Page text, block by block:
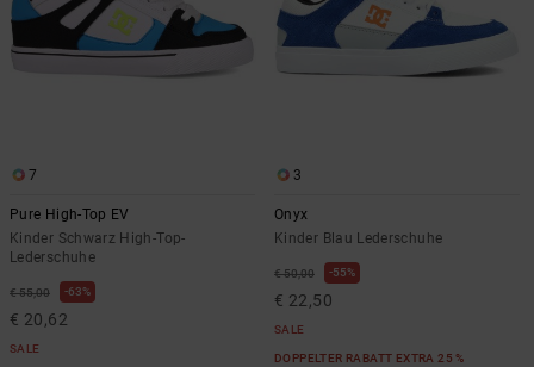
7
Pure High-Top EV
Kinder Schwarz High-Top-
Lederschuhe
€ 55,00 63%
€ 20,62
SALE
3
Onyx
Kinder Blau Lederschuhe
€ 50,00 55%
€ 22,50
SALE
DOPPELTER RABATT EXTRA 25 %